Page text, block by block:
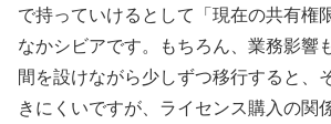
で持っていけるとして「現在の共有権
なかシビアです。もちろん、業務影響
間を設けながら少しずつ移行すると、
きにくいですが、ライセンス購入の関